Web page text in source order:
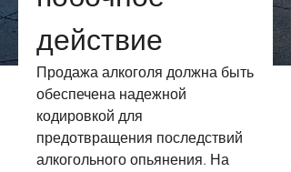
действие
Продажа алкоголя должна быть
обеспечена надежной
кодировкой для
предотвращения последствий
алкогольного опьянения. На